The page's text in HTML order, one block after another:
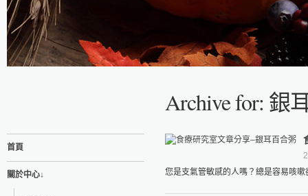
Archive for: 銀
首頁
關於中心↓
您是支氣管敏感的人嗎？總是容易咳